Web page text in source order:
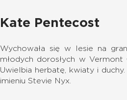
Kate Pentecost
Wychowała się w lesie na
młodych dorosłych w
Uwielbia herbatę, kwiaty i
imieniu Stevie Nyx.